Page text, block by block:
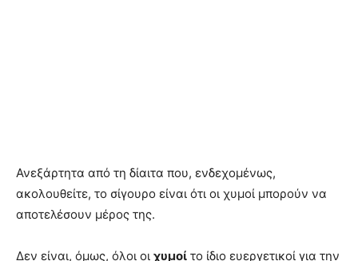
Ανεξάρτητα από τη δίαιτα που, ενδεχομένως,
ακολουθείτε, το σίγουρο είναι ότι οι χυμοί μπορούν να
αποτελέσουν μέρος της.
Δεν είναι, όμως, όλοι οι χυμοί το ίδιο ευεργετικοί για την